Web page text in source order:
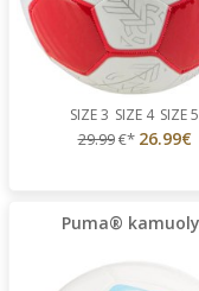
SIZE 3 SIZE 4 SIZE 5
29.99€* 26.99€
Puma®